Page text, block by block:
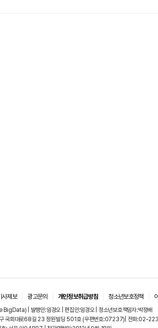
사제보 광고문의 개인정보취급방침 청소년보호정책
BigData) | 발행인:임경오 | 편집인:임경오 | 청소년보호책임자:박정배
구 국회대로68길 23 정원빌딩 501호 (우편번호:07237)| 전화